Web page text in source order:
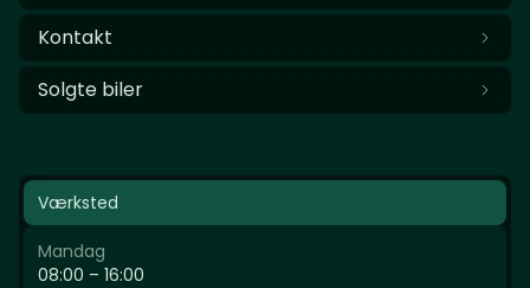
Kontakt
Solgte biler
Værksted
Mandag
08:00 – 16:00